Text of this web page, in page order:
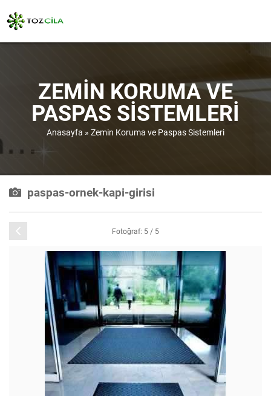
ZEMIN KORUMA VE
PASPAS SISTEMLERI
Anasayfa » Zemin Koruma ve Paspas Sistemleri
paspas-ornek-kapi-girisi
Fotoğraf: 5 / 5